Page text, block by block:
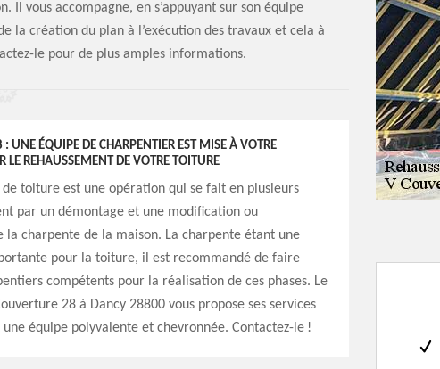
Il vous accompagne, en s’appuyant sur son équipe
la création du plan à l’exécution des travaux et cela à
le pour de plus amples informations.
UNE ÉQUIPE DE CHARPENTIER EST MISE À VOTRE
LE REHAUSSEMENT DE VOTRE TOITURE
de toiture est une opération qui se fait en plusieurs
par un démontage et une modification ou
la charpente de la maison. La charpente étant une
pour la toiture, il est recommandé de faire
compétents pour la réalisation de ces phases. Le
28 à Dancy 28800 vous propose ses services
une équipe polyvalente et chevronnée. Contactez-le !